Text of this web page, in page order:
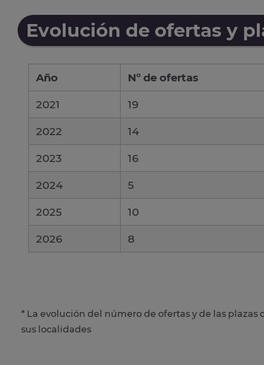
Evolución de ofertas y
Año Nº de ofertas
2021
19
2022
14
2023
16
2024
5
2025
10
2026
8
* La evolución del número de ofertas y de las plazas
sus localidades